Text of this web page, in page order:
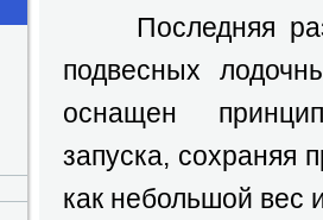
Последняя
подвесных
оснащен
запуска, сохраняя
как небольшой вес